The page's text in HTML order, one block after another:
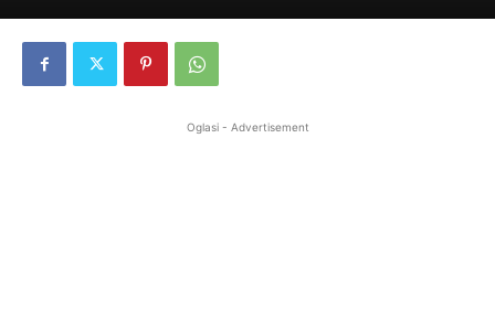
Oglasi - Advertisement